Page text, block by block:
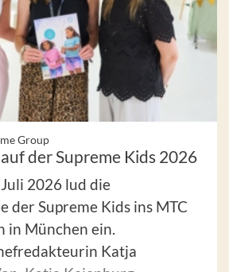
Group
der Supreme Kids 2026
2026 lud die
der Supreme Kids ins MTC
in München ein.
Katja